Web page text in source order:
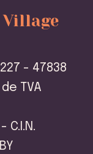
- 47838
TVA
C.I.N.